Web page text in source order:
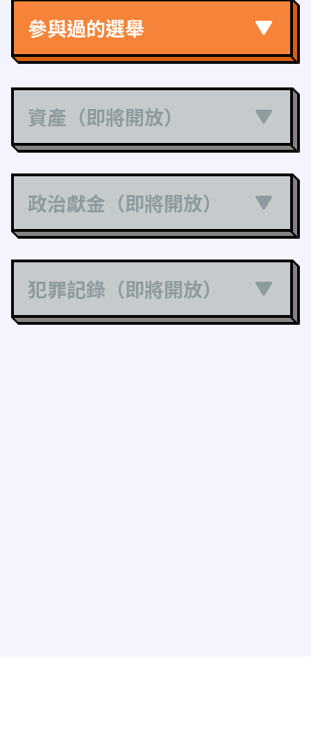
參與過的選舉
資產（即將開放）
政治獻金（即將開放）
犯罪記錄（即將開放）